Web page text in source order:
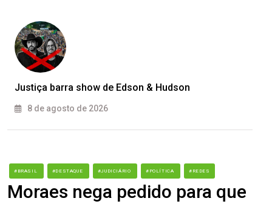
Justiça barra show de Edson & Hudson
8 de agosto de 2026
#BRASIL #DESTAQUE #JUDICIÁRIO #POLÍTICA #REDES
Moraes nega pedido para que